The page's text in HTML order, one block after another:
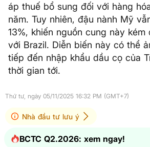
áp thuế bổ sung đối với hàng
năm. Tuy nhiên, đậu nành Mỹ
13%, khiến nguồn cung này kém
với Brazil. Diễn biến này có thể
tiếp đến nhập khẩu dầu cọ của
thời gian tới.
Thứ tư, ngày 05/11/2025 16:32 PM (GMT+7)
Nhà đầu tư lưu ý
BCTC Q2.2026: xem ngay!